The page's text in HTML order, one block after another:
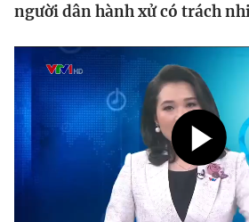
Tin tức
Thế giới đó đây
Câu chuyện quốc tế
Kinh tế
Tài chính
Thị trường
Góc doanh nghiệp
Dữ liệu và đời sống
Truyền hình
Phim VTV
Giải trí
người dân hành xử có trách